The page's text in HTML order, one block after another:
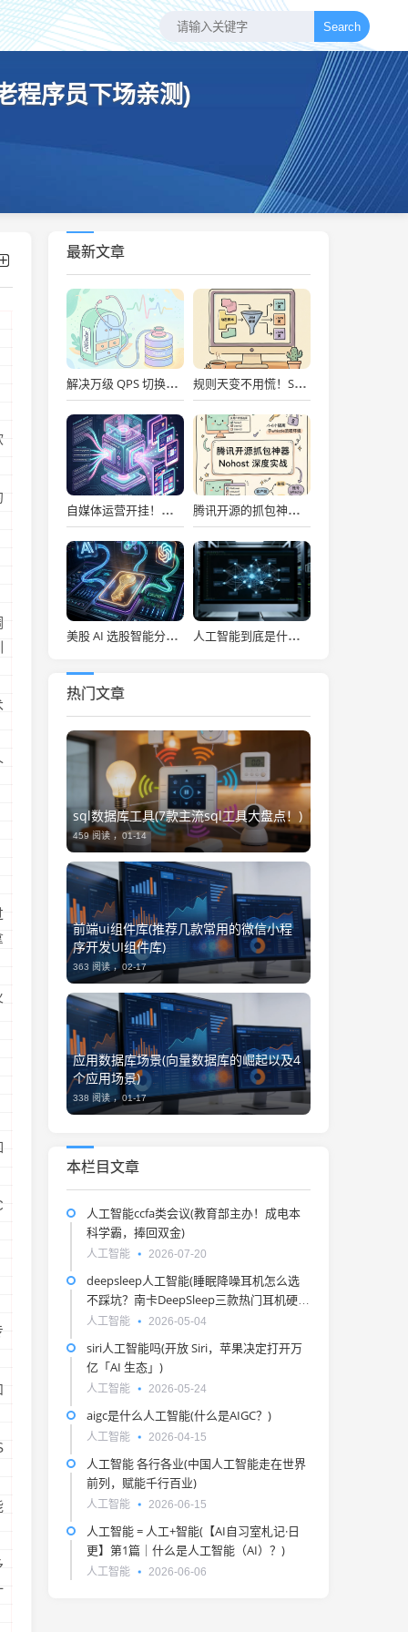
Search
程序员下场亲测)
最新文章
解决万级 QPS 切换抖动！开源 DBDoctor 实战：内核级数据库性能洞察与慢 SQL 自动优化 规则天变不用慌！Spring Boot + Groovy 动态脚本实战：秒级上线、Metaspace防爆舱与安全沙箱治理
自媒体运营开挂！吹爆宝玉老师自媒体提效神器，小红书信息图、幻灯片一键秒级生成！ 腾讯开源的抓包神器，让前端彻底告别频繁切环境的噩梦！
美股 AI 选股智能分析系统，每日决策仪表盘自动推送！ 人工智能到底是什么(“人工智能”该叫啥？)
热门文章
sql数据库工具(7款主流sql工具大盘点！)
459 阅读 ，01-14
前端ui组件库(推荐几款常用的微信小程
序开发UI组件库)
363 阅读 ，02-17
应用数据库场景(向量数据库的崛起以及4
个应用场景)
338 阅读 ，01-17
本栏目文章
人工智能ccfa类会议(教育部主办！成电本
科学霸，捧回双金)
人工智能 2026-07-20
deepsleep人工智能(睡眠降噪耳机怎么选
不踩坑？南卡DeepSleep三款热门耳机硬核
实测)
人工智能 2026-05-04
siri人工智能吗(开放 Siri，苹果决定打开万
亿「AI 生态」)
人工智能 2026-05-24
aigc是什么人工智能(什么是AIGC？)
人工智能 2026-04-15
人工智能 各行各业(中国人工智能走在世界
前列，赋能千行百业)
人工智能 2026-06-15
人工智能 = 人工+智能(【AI自习室札记·日
更】第1篇｜什么是人工智能（AI）？)
人工智能 2026-06-06